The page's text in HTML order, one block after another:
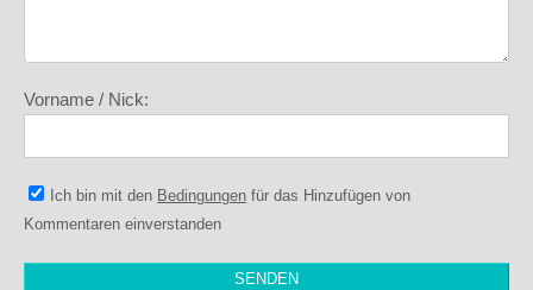
Vorname / Nick:
Ich bin mit den Bedingungen für das Hinzufügen von
Kommentaren einverstanden